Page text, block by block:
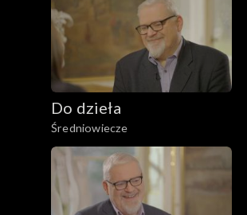
Do dzieła
Średniowiecze